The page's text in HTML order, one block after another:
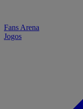
Fans Arena
Jogos